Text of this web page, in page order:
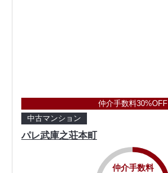
仲介手数料30%OFF
中古マンション
パレ武庫之荘本町
仲介手数料